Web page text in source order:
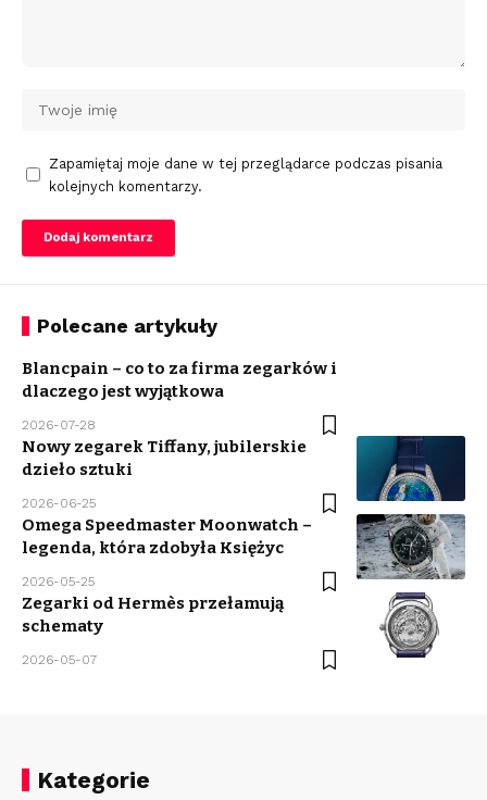
Zapamiętaj moje dane w tej przeglądarce podczas pisania
kolejnych komentarzy.
Polecane artykuły
Blancpain – co to za firma zegarków i
dlaczego jest wyjątkowa
2026-07-28
Nowy zegarek Tiffany, jubilerskie
dzieło sztuki
2026-06-25
Omega Speedmaster Moonwatch –
legenda, która zdobyła Księżyc
2026-05-25
Zegarki od Hermès przełamują
schematy
2026-05-07
Kategorie